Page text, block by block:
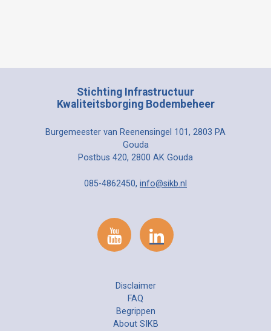
Stichting Infrastructuur
Kwaliteitsborging Bodembeheer
Burgemeester van Reenensingel 101, 2803 PA
Gouda
Postbus 420, 2800 AK Gouda
085-4862450, info@sikb.nl
Disclaimer
FAQ
Begrippen
About SIKB